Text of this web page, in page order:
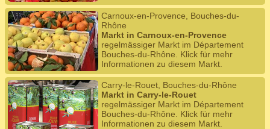
Carnoux-en-Provence, Bouches-du-
Rhône
Markt in Carnoux-en-Provence
regelmässiger Markt im Département
Bouches-du-Rhône. Klick für mehr
Informationen zu diesem Markt.
Carry-le-Rouet, Bouches-du-Rhône
Markt in Carry-le-Rouet
regelmässiger Markt im Département
Bouches-du-Rhône. Klick für mehr
Informationen zu diesem Markt.